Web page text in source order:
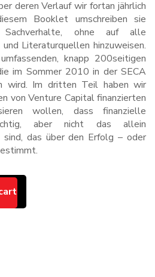
deren Verlauf wir fortan jährlich
Booklet umschreiben sie
Sachverhalte, ohne auf alle
Literaturquellen hinzuweisen.
knapp 200seitigen
im Sommer 2010 in der SECA
wird. Im dritten Teil haben wir
von Venture Capital finanzierten
wollen, dass finanzielle
aber nicht das allein
sind, das über den Erfolg – oder